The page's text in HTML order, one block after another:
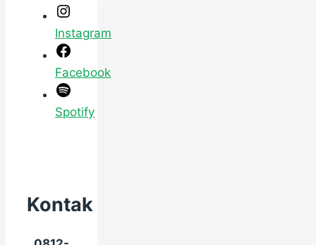
Instagram
Facebook
Spotify
Kontak